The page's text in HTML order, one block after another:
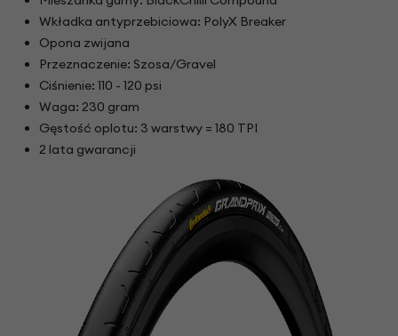
Wkładka antyprzebiciowa: PolyX Breaker
Opona zwijana
Przeznaczenie: Szosa/Gravel
Ciśnienie: 110 - 120 psi
Waga: 230 gram
Gęstość oplotu: 3 warstwy = 180 TPI
2 lata gwarancji